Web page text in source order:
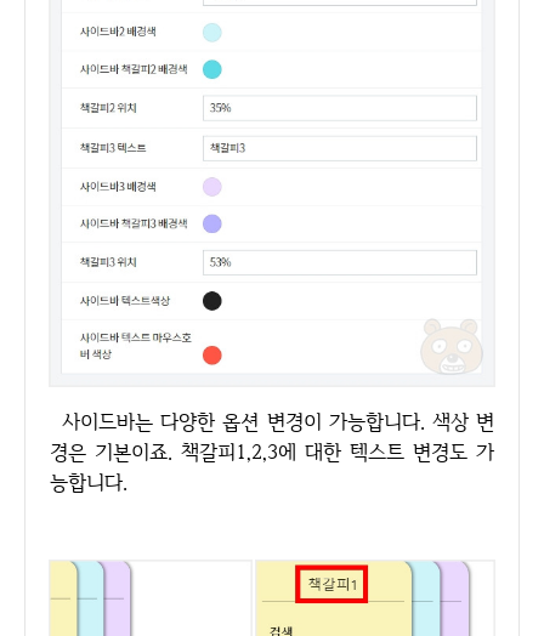
사이드바는 다양한 옵션 변경이 가능합니다. 색상 변
경은 기본이죠. 책갈피1,2,3에 대한 텍스트 변경도 가
능합니다.